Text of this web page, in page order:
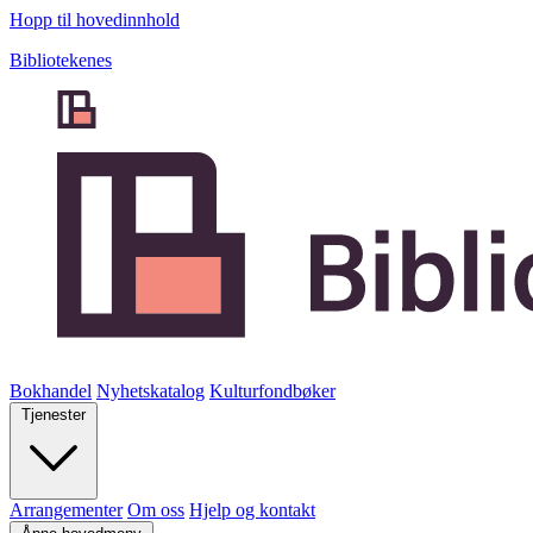
Hopp til hovedinnhold
Bibliotekenes
Bokhandel Nyhetskatalog Kulturfondbøker
Tjenester
Arrangementer Om oss Hjelp og kontakt